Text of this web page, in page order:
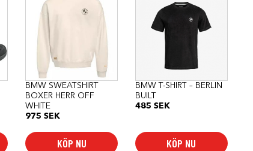
BMW SWEATSHIRT
BOXER HERR OFF
WHITE
975SEK
KÖP NU
produkten
flera
varianter.
De
alternativen
kan
väljas
på
produktsidan
BMW T-SHIRT – BERLIN
BUILT
485 SEK
KÖP NU
produkten
flera
varianter.
alternativen
kan
väljas
på
produktsidan